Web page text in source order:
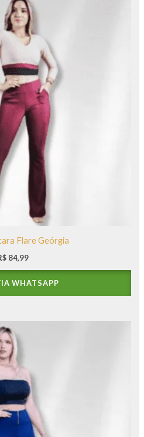
Flare Geórgia
84,99
WHATSAPP